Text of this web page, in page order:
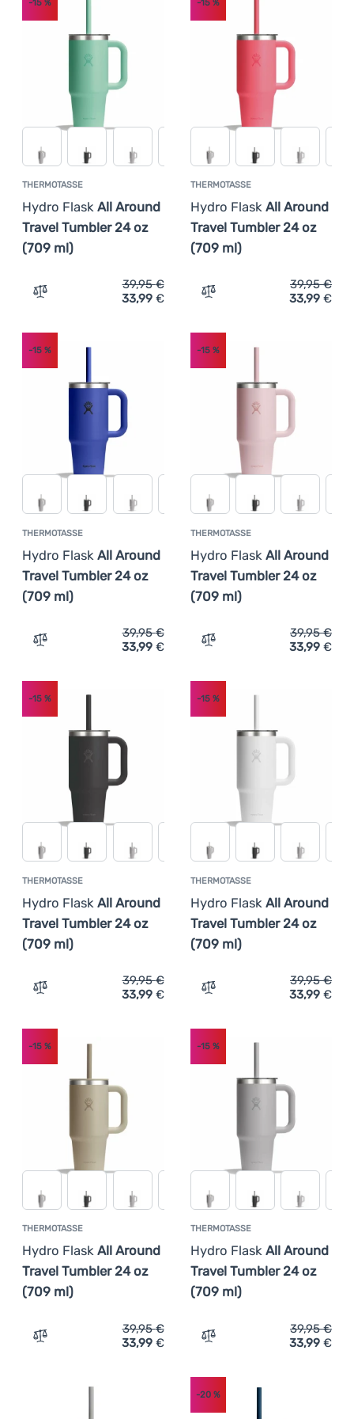
Anmelden /
Registrieren
THERMOTASSE
Hydro Flask All Around
Travel Tumbler 24 oz
(709 ml)
-15 %
Zum Vergleich 'Thermotasse Hydro Flask All Around
39,95€
33,99 €
THERMOTASSE
Hydro Flask All Around
Travel Tumbler 24 oz
(709 ml)
-15%
Zum Vergleich
39,95€
33,99 €
THERMOTASSE
Hydro Flask All Around
Travel Tumbler 24 oz
(709 ml)
-15 %
Zum Vergleich 'Thermotasse Hydro Flask All Around
39,95€
33,99 €
THERMOTASSE
Hydro Flask All Around
Travel Tumbler 24 oz
(709 ml)
-15%
Zum Vergleich
39,95€
33,99 €
THERMOTASSE
Hydro Flask All Around
Travel Tumbler 24 oz
(709 ml)
-15 %
Zum Vergleich 'Thermotasse Hydro Flask All Around
39,95€
33,99 €
THERMOTASSE
Hydro Flask All Around
Travel Tumbler 24 oz
(709 ml)
-15%
Zum Vergleich
39,95€
33,99 €
THERMOTASSE
Hydro Flask All Around
Travel Tumbler 24 oz
(709 ml)
-15 %
Zum Vergleich 'Thermotasse Hydro Flask All Around
39,95€
33,99 €
THERMOTASSE
Hydro Flask All Around
Travel Tumbler 24 oz
(709 ml)
-15%
Zum Vergleich
39,95€
33,99 €
-20%